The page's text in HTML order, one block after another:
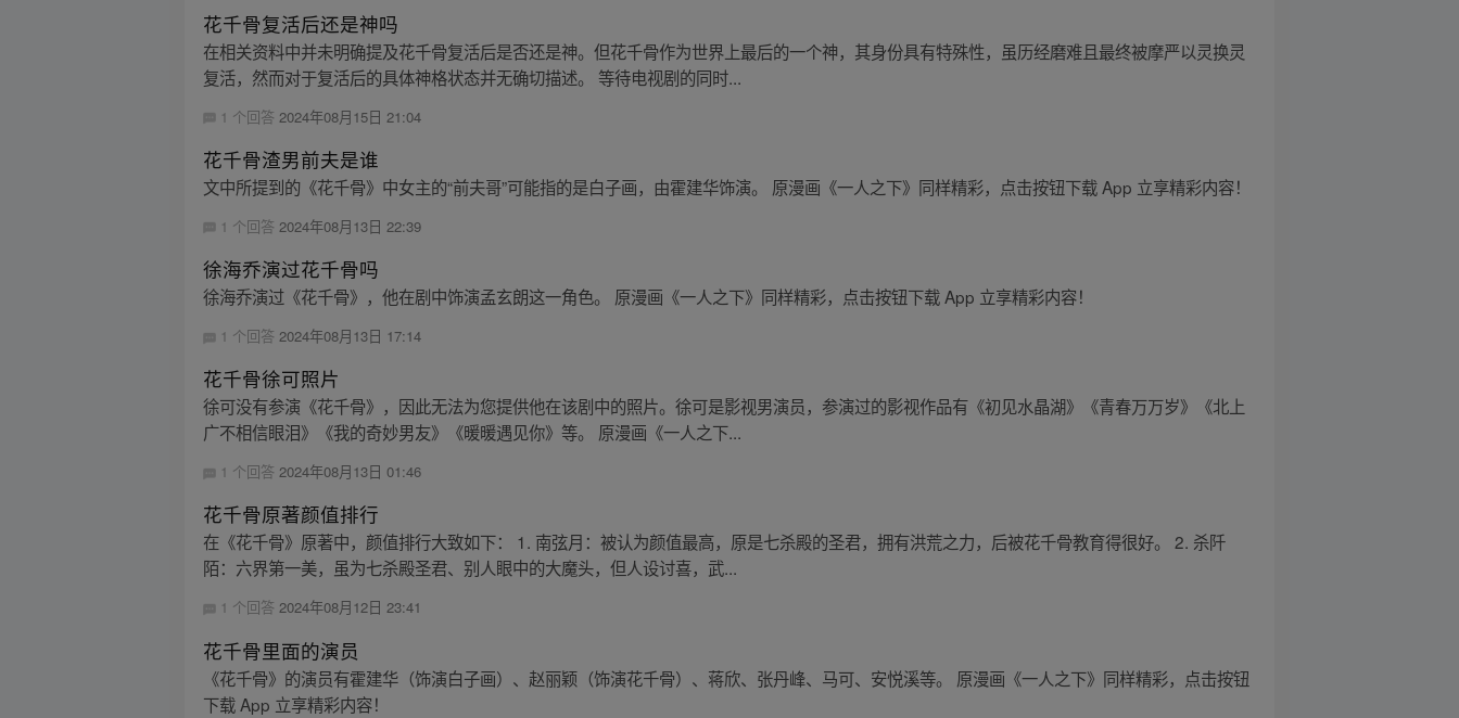
花千骨复活后还是神吗
在相关资料中并未明确提及花千骨复活后是否还是神。但花千骨作为世界上最后的一个神，其身份具有特殊性，虽历经磨难且最终被摩严以灵换灵
复活，然而对于复活后的具体神格状态并无确切描述。 等待电视剧的同时...
1 个回答 2024年08月15日 21:04
花千骨渣男前夫是谁
文中所提到的《花千骨》中女主的“前夫哥”可能指的是白子画，由霍建华饰演。 原漫画《一人之下》同样精彩，点击按钮下载 App 立享精彩内容！
1 个回答 2024年08月13日 22:39
徐海乔演过花千骨吗
徐海乔演过《花千骨》，他在剧中饰演孟玄朗这一角色。 原漫画《一人之下》同样精彩，点击按钮下载 App 立享精彩内容！
1 个回答2024年08月13日 17:14
花千骨徐可照片
徐可没有参演《花千骨》，因此无法为您提供他在该剧中的照片。徐可是影视男演员，参演过的影视作品有《初见水晶湖》《青春万万岁》《北上
广不相信眼泪》《我的奇妙男友》《暖暖遇见你》等。 原漫画《一人之下...
1 个回答2024年08月13日 01:46
花千骨原著颜值排行
在《花千骨》原著中，颜值排行大致如下： 1. 南弦月：被认为颜值最高，原是七杀殿的圣君，拥有洪荒之力，后被花千骨教育得很好。 2. 杀阡
陌：六界第一美，虽为七杀殿圣君、别人眼中的大魔头，但人设讨喜，武...
1 个回答2024年08月12日 23:41
花千骨里面的演员
《花千骨》的演员有霍建华（饰演白子画）、赵丽颖（饰演花千骨）、蒋欣、张丹峰、马可、安悦溪等。 原漫画《一人之下》同样精彩，点击按钮
下载 App 立享精彩内容！